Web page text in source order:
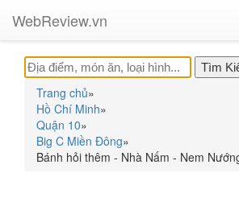
WebReview.vn
Trang chủ»
Hồ Chí Minh»
Quận 10»
Big C Miền Đông»
Bánh hỏi thêm - Nhà Nấm - Nem